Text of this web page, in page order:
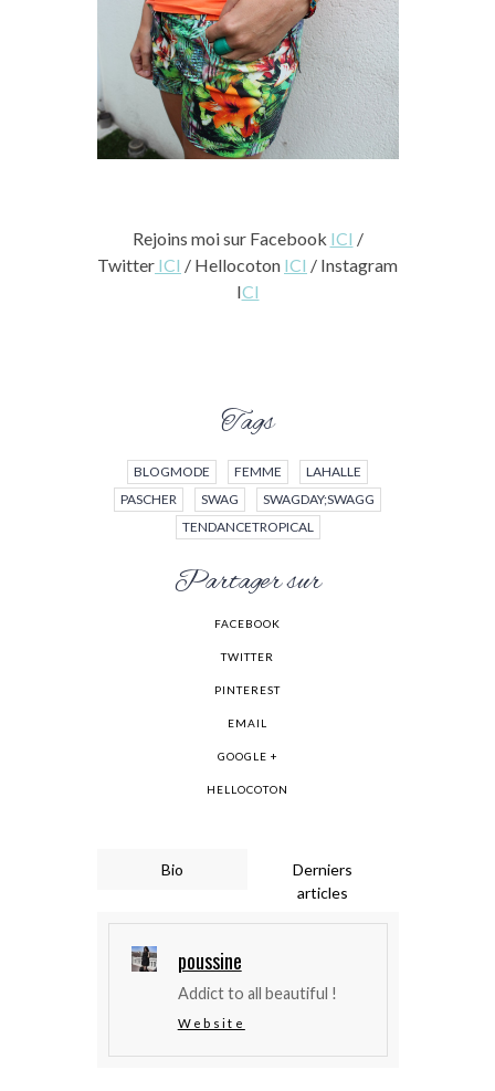
Rejoins moi sur Facebook ICI /
Twitter ICI / Hellocoton ICI / Instagram
ICI
Tags
BLOGMODE FEMME
LAHALLE
PASCHER
SWAG
SWAGDAY;SWAGG
TENDANCETROPICAL
Partager sur
FACEBOOK
TWITTER
PINTEREST
EMAIL
GOOGLE +
HELLOCOTON
Bio
Derniers
articles
poussine
Addict to all beautiful !
Website